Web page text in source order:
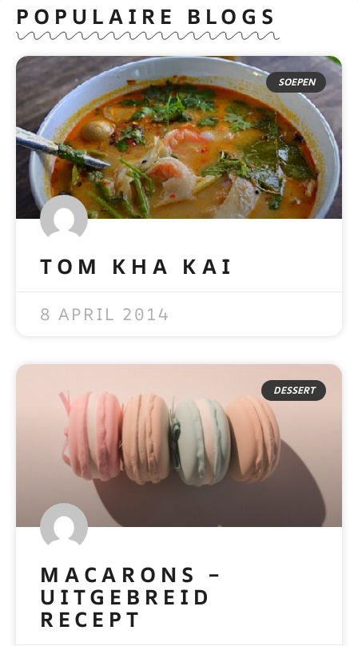
POPULAIRE BLOGS
SOEPEN
TOM KHA KAI
8 APRIL 2014
DESSERT
MACARONS –
UITGEBREID
RECEPT